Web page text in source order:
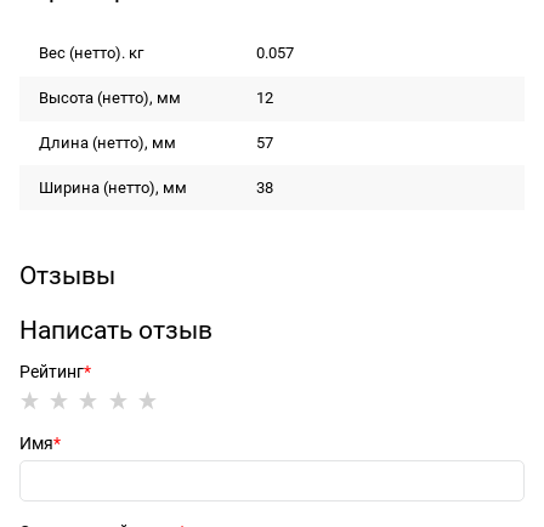
Вес (нетто). кг 0.057
Высота (нетто), мм 12
Длина (нетто), мм 57
Ширина (нетто), мм 38
Отзывы
Написать отзыв
Рейтинг
Имя